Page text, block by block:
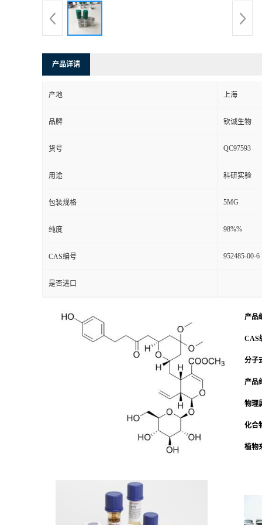
产品详请
产地 上海
品牌 钦诚生物
货号 QC97593
用途 科研实验
包装规格 5MG
纯度 98%%
CAS编号 952485-00-6
是否进口
产品
CAS
分子
产品
物理
化合
植物